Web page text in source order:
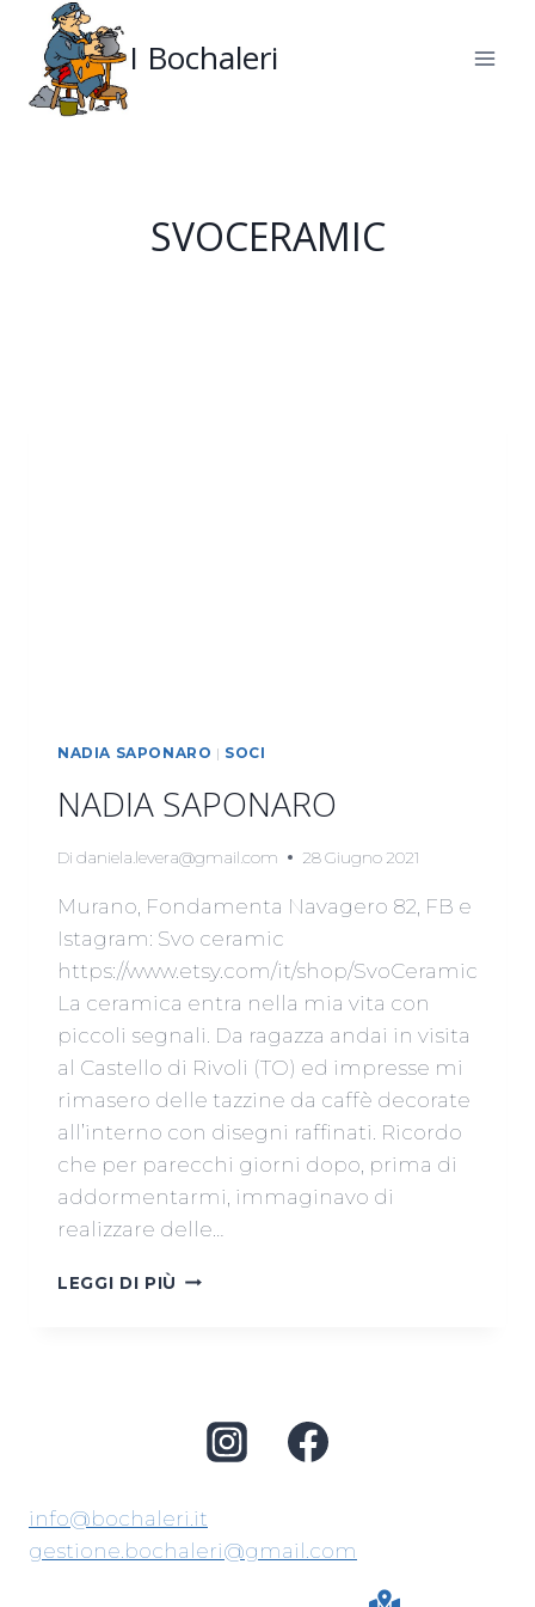
contenuto
I Bochaleri
SVOCERAMIC
NADIA SAPONARO | SOCI
NADIA SAPONARO
Di daniela.levera@gmail.com 28 Giugno 2021
Murano, Fondamenta Navagero 82, FB e
Istagram: Svo ceramic
https://www.etsy.com/it/shop/SvoCeramic
La ceramica entra nella mia vita con
piccoli segnali. Da ragazza andai in visita
al Castello di Rivoli (TO) ed impresse mi
rimasero delle tazzine da caffè decorate
all’interno con disegni raffinati. Ricordo
che per parecchi giorni dopo, prima di
addormentarmi, immaginavo di
realizzare delle…
LEGGI DI PIÙ NADIA
info@bochaleri.it
gestione.bochaleri@gmail.com